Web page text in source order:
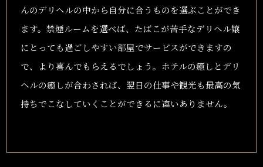
んのデリヘルの中から自分に合うものを選ぶことができ
ます。禁煙ルームを選べば、たばこが苦手なデリヘル嬢
にとっても過ごしやすい部屋でサービスができますの
で、より喜んでもらえるでしょう。ホテルの癒しとデリ
ヘルの癒しが合わされば、翌日の仕事や観光も最高の気
持ちでこなしていくことができるに違いありません。